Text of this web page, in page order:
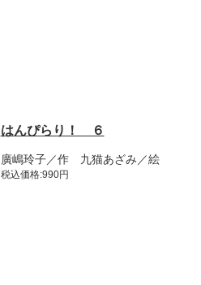
はんぴらり！ ６
廣嶋玲子／作 九猫あざみ／絵
税込価格:990円